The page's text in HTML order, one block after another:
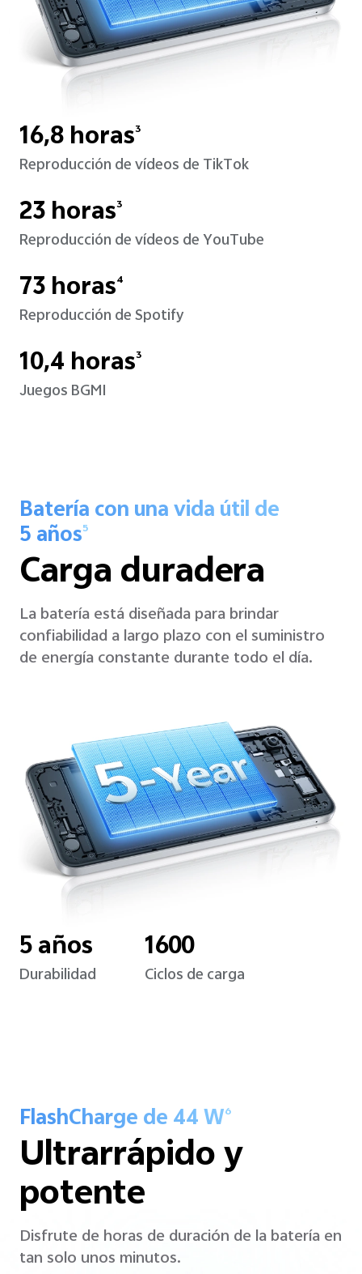
16,8 horas3
Reproducción de vídeos de TikTok
23 horas3
Reproducción de vídeos de YouTube
73 horas4
Reproducción de Spotify
10,4 horas3
Juegos BGMI
Batería con una vida útil de
5 años5
Carga duradera
La batería está diseñada para brindar
confiabilidad a largo plazo con el suministro
de energía constante durante todo el día.
5 años
Durabilidad
1600
Ciclos de carga
FlashCharge de 44 W6
Ultrarrápido y
potente
Disfrute de horas de duración de la batería en
tan solo unos minutos.